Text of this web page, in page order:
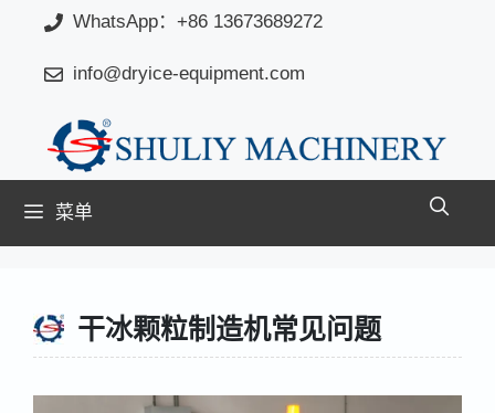
WhatsApp：+86 13673689272
info@dryice-equipment.com
菜单
干冰颗粒制造机常见问题